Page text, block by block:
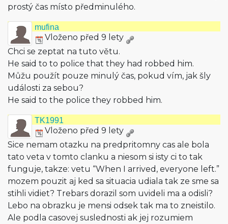
prostý čas místo předminulého.
mufina
Vloženo před 9 lety
Chci se zeptat na tuto větu.
He said to to police that they had robbed him.
Můžu použít pouze minulý čas, pokud vím, jak šly
události za sebou?
He said to the police they robbed him.
TK1991
Vloženo před 9 lety
Sice nemam otazku na predpritomny cas ale bola
tato veta v tomto clanku a niesom si isty ci to tak
funguje, takze: vetu “When I arrived, everyone left.”
mozem pouzit aj ked sa situacia udiala tak ze sme sa
stihli vidiet? Trebars dorazil som uvideli ma a odisli?
Lebo na obrazku je mensi odsek tak ma to zneistilo.
Ale podla casovej suslednosti ak jej rozumiem